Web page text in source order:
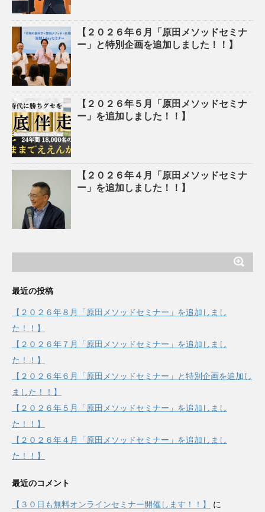
【２０２６年６月「原田メソッドセミナ
ー」と特別企画を追加しました！！】
【２０２６年５月「原田メソッドセミナ
ー」を追加しました！！】
【２０２６年４月「原田メソッドセミナ
ー」を追加しました！！】
最近の投稿
【２０２６年８月「原田メソッドセミナー」を追加しまし
た！！】
【２０２６年７月「原田メソッドセミナー」を追加しまし
た！！】
【２０２６年６月「原田メソッドセミナー」と特別企画を追加し
ました！！】
【２０２６年５月「原田メソッドセミナー」を追加しまし
た！！】
【２０２６年４月「原田メソッドセミナー」を追加しまし
た！！】
最近のコメント
【３０日も無料オンラインセミナー開催します！！】 に